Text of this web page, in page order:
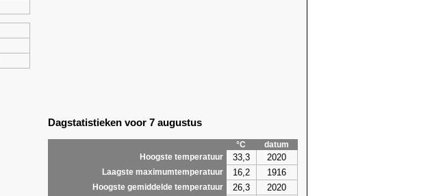
Dagstatistieken voor 7 augustus
°C
datum
Hoogste temperatuur
33,3 2020
Laagste maximumtemperatuur 16,2 1916
Hoogste gemiddelde temperatuur 26,3 2020